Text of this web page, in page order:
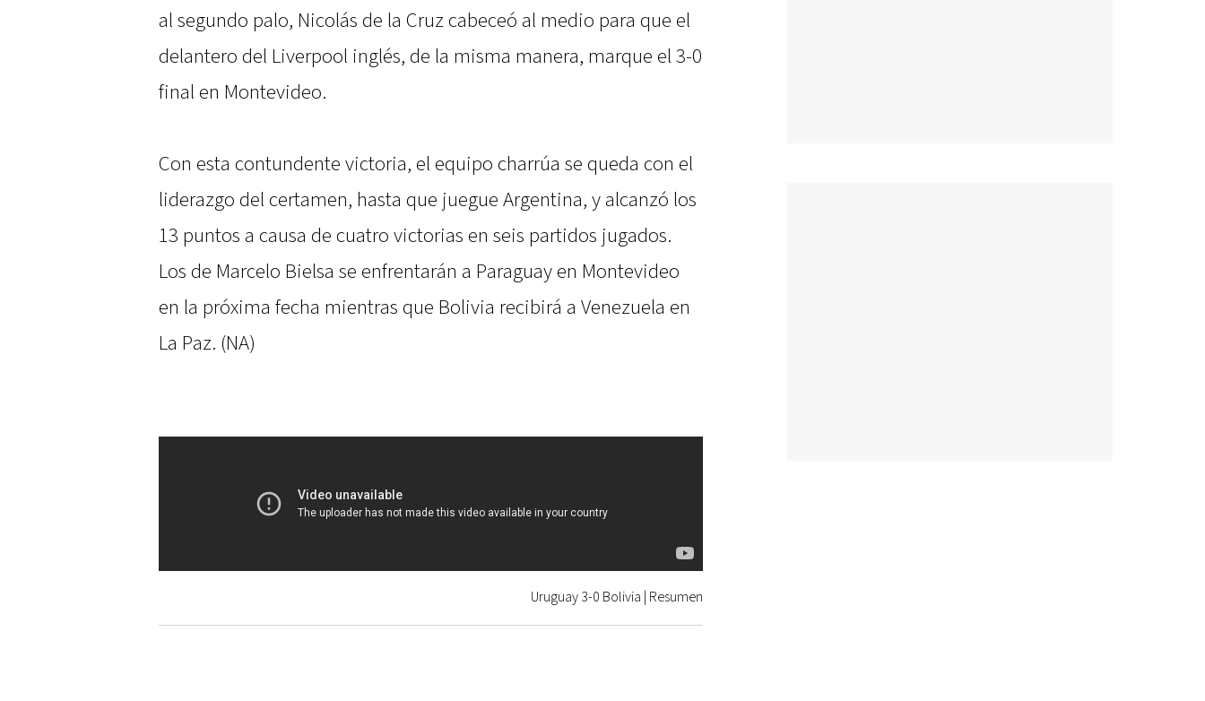
al segundo palo, Nicolás de la Cruz cabeceó al medio para que el
delantero del Liverpool inglés, de la misma manera, marque el 3-0
final en Montevideo.
Con esta contundente victoria, el equipo charrúa se queda con el
liderazgo del certamen, hasta que juegue Argentina, y alcanzó los
13 puntos a causa de cuatro victorias en seis partidos jugados.
Los de Marcelo Bielsa se enfrentarán a Paraguay en Montevideo
en la próxima fecha mientras que Bolivia recibirá a Venezuela en
La Paz. (NA)
Uruguay 3-0 Bolivia | Resumen